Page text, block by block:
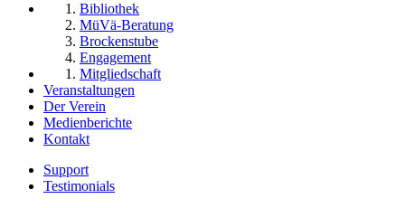
Bibliothek
MüVä-Beratung
Brockenstube
Engagement
Mitgliedschaft
Veranstaltungen
Der Verein
Medienberichte
Kontakt
Support
Testimonials